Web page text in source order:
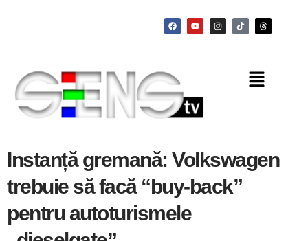
Instanță gremană: Volkswagen
trebuie să facă “buy-back”
pentru autoturismele